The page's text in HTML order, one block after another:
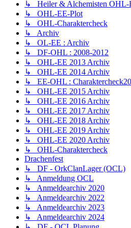
↳ Heiler & Alchemisten OHL-
↳ OHL-EE-Plot
↳ OHL-Charaktercheck
↳ Archiv
↳ OL-EE : Archiv
↳ DF-OHL : 2008-2012
↳ OHL-EE 2013 Archiv
↳ OHL-EE 2014 Archiv
↳ EE-OHL :
↳ OHL-EE 2015 Archiv
↳ OHL-EE 2016 Archiv
↳ OHL-EE 2017 Archiv
↳ OHL-EE 2018 Archiv
↳ OHL-EE 2019 Archiv
↳ OHL-EE 2020 Archiv
↳ OHL-Charaktercheck
Drachenfest
↳ DF - OrkClanLager (OCL)
↳ Anmeldung OCL
↳ Anmeldearchiv 2020
↳ Anmeldearchiv 2022
↳ Anmeldearchiv 2023
↳ Anmeldearchiv 2024